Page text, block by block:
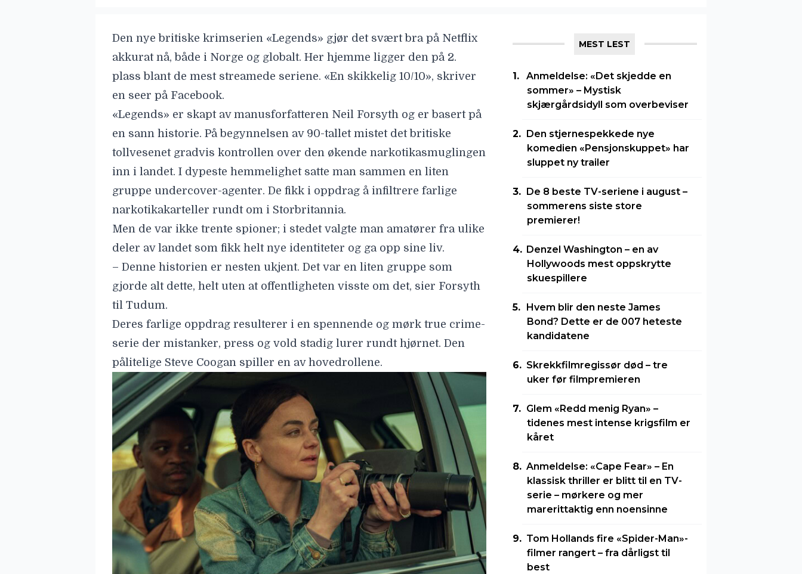
Den nye britiske krimserien «Legends» gjør det svært bra på Netflix
akkurat nå, både i Norge og globalt. Her hjemme ligger den på 2.
plass blant de mest streamede seriene. «En skikkelig 10/10», skriver
en seer på Facebook.
«Legends» er skapt av manusforfatteren Neil Forsyth og er basert på
en sann historie. På begynnelsen av 90-tallet mistet det britiske
tollvesenet gradvis kontrollen over den økende narkotikasmuglingen
inn i landet. I dypeste hemmelighet satte man sammen en liten
gruppe undercover-agenter. De fikk i oppdrag å infiltrere farlige
narkotikakarteller rundt om i Storbritannia.
Men de var ikke trente spioner; i stedet valgte man amatører fra ulike
deler av landet som fikk helt nye identiteter og ga opp sine liv.
– Denne historien er nesten ukjent. Det var en liten gruppe som
gjorde alt dette, helt uten at offentligheten visste om det, sier Forsyth
til Tudum.
Deres farlige oppdrag resulterer i en spennende og mørk true crime-
serie der mistanker, press og vold stadig lurer rundt hjørnet. Den
pålitelige Steve Coogan spiller en av hovedrollene.
MEST LEST
Anmeldelse: «Det skjedde en
sommer» – Mystisk
skjærgårdsidyll som overbeviser
Den stjernespekkede nye
komedien «Pensjonskuppet» har
sluppet ny trailer
De 8 beste TV-seriene i august –
sommerens siste store
premierer!
Denzel Washington – en av
Hollywoods mest oppskrytte
skuespillere
Hvem blir den neste James
Bond? Dette er de 007 heteste
kandidatene
Skrekkfilmregissør død – tre
uker før filmpremieren
Glem «Redd menig Ryan» –
tidenes mest intense krigsfilm er
kåret
Anmeldelse: «Cape Fear» – En
klassisk thriller er blitt til en TV-
serie – mørkere og mer
marerittaktig enn noensinne
Tom Hollands fire «Spider-Man»-
filmer rangert – fra dårligst til
best